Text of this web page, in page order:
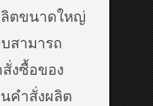
ตขนาดใหญ่
สามารถ
งซื้อของ
คำสั่งผลิต